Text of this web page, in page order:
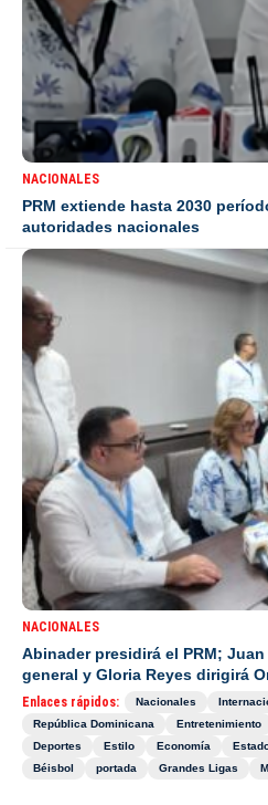
NACIONALES
PRM extiende hasta 2030
autoridades nacionales
NACIONALES
Abinader presidirá el PRM;
general y Gloria Reyes dirigirá
Enlaces rápidos: Nacionales
República Dominicana
Entretenimiento
Deportes
Estilo Economía
Béisbol
portada Grandes Ligas